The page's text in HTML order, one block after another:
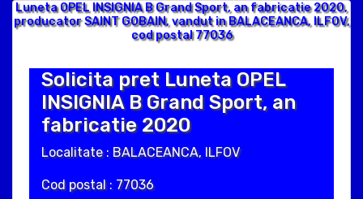
Luneta OPEL INSIGNIA B Grand Sport, an fabricatie 2020,
producator SAINT GOBAIN, vandut in BALACEANCA, ILFOV,
cod postal 77036
Solicita pret Luneta OPEL
INSIGNIA B Grand Sport, an
fabricatie 2020
Localitate : BALACEANCA, ILFOV
Cod postal : 77036